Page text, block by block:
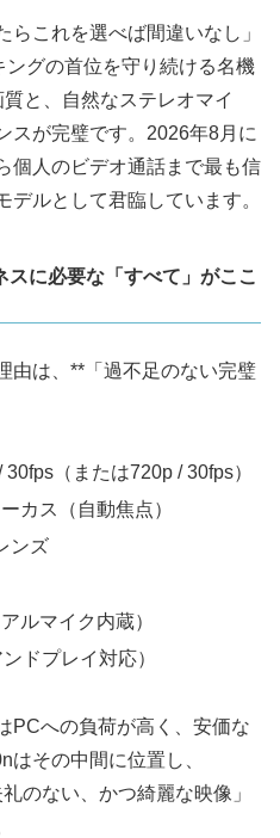
らこれを選べば間違いなし」
グの首位を守り続ける名機
と、自然なステレオマイ
スが完璧です。2026年8月に
個人のビデオ通話まで最も信
ルとして君臨しています。
スに必要な「すべて」がここ
由は、**「過不足のない完璧
（または720p / 30fps）
カス（自動焦点）
ンズ
ルマイク内蔵）
ドプレイ対応）
PCへの負荷が高く、安価な
はその中間に位置し、
のない、かつ綺麗な映像」